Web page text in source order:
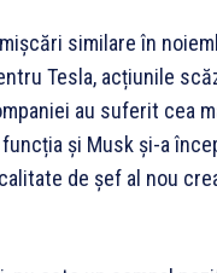
similare în
Tesla, acțiunile
au suferit cea
și Musk și-a
de șef al nou